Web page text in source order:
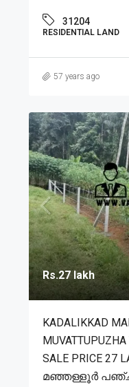
31204
RESIDENTIAL LAND
57 years ago
Rs.27 lakh
KADALIKKAD
SALE PRICE 27
മഞ്ഞള്ളൂർ